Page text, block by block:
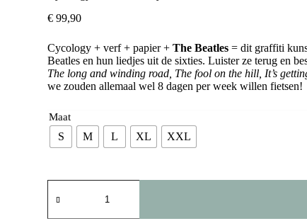
€ 99,90
Cycology + verf + papier +The Beatles = dit graffiti
Beatles en hun liedjes uit de sixties. Luister ze terug en
The long and winding road, The fool on the hill, It’s
we zouden allemaal wel 8 dagen per week willen fietsen!
Maat
S M L XL XXL
fietsshirt